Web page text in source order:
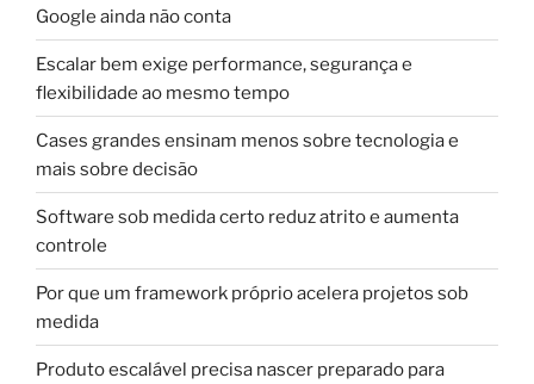
Google ainda não conta
Escalar bem exige performance, segurança e
flexibilidade ao mesmo tempo
Cases grandes ensinam menos sobre tecnologia e
mais sobre decisão
Software sob medida certo reduz atrito e aumenta
controle
Por que um framework próprio acelera projetos sob
medida
Produto escalável precisa nascer preparado para